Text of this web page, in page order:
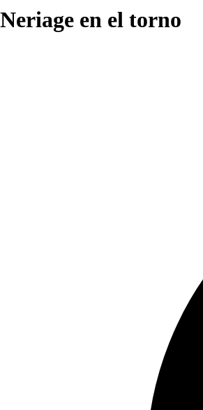
Neriage en el torno